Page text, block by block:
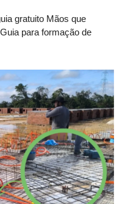
gratuito Mãos que
para formação de